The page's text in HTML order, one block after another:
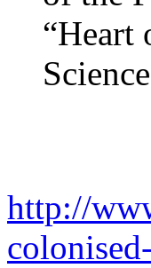
“Heart
http://